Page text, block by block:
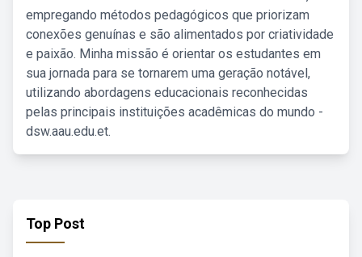
empregando métodos pedagógicos que priorizam
conexões genuínas e são alimentados por criatividade
e paixão. Minha missão é orientar os estudantes em
sua jornada para se tornarem uma geração notável,
utilizando abordagens educacionais reconhecidas
pelas principais instituições acadêmicas do mundo -
dsw.aau.edu.et.
Top Post